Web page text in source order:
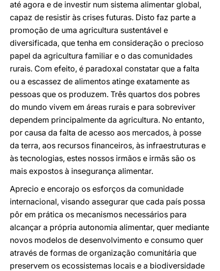
até agora e de investir num sistema alimentar global,
capaz de resistir às crises futuras. Disto faz parte a
promoção de uma agricultura sustentável e
diversificada, que tenha em consideração o precioso
papel da agricultura familiar e o das comunidades
rurais. Com efeito, é paradoxal constatar que a falta
ou a escassez de alimentos atinge exatamente as
pessoas que os produzem. Três quartos dos pobres
do mundo vivem em áreas rurais e para sobreviver
dependem principalmente da agricultura. No entanto,
por causa da falta de acesso aos mercados, à posse
da terra, aos recursos financeiros, às infraestruturas e
às tecnologias, estes nossos irmãos e irmãs são os
mais expostos à insegurança alimentar.
Aprecio e encorajo os esforços da comunidade
internacional, visando assegurar que cada país possa
pôr em prática os mecanismos necessários para
alcançar a própria autonomia alimentar, quer mediante
novos modelos de desenvolvimento e consumo quer
através de formas de organização comunitária que
preservem os ecossistemas locais e a biodiversidade